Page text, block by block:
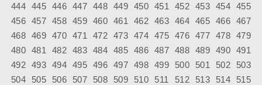
444 445 446 447 448 449 450 451 452 453 454 455
456 457 458 459 460 461 462 463 464 465 466 467
468 469 470 471 472 473 474 475 476 477 478 479
480 481 482 483 484 485 486 487 488 489 490 491
492 493 494 495 496 497 498 499 500 501 502
503
504
505 506 507 508 509 510 511 512 513 514
515